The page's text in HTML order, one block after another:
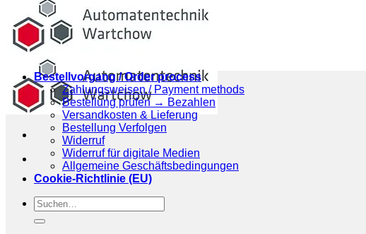
Bestellvorgang / Order process
Zahlungsweisen / Payment methods
Bestellung prüfen → Bezahlen
Versandkosten & Lieferung
Bestellung Verfolgen
Widerruf
Widerruf für digitale Medien
Allgemeine Geschäftsbedingungen
Cookie-Richtlinie (EU)
Suchen
nach: